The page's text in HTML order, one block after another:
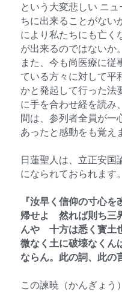
という大変悲しい ニ
ちに出来ることがない
により私たちにも亡く
が出来るのではないか。
また、今も尚医療に従
ている方々に対して平
かと発起して行った法
に手を合わせ経を読み
間は、参列者全員が一
あったと感動をも覚え
日蓮聖人は、立正安国
になられておられます。
『汝早く信仰の寸心
帰せよ　然れば則ち三
んや　十方は悉く寳土
微なく土に破壊なくん
ならん。此の詞、此の
この諫暁（かんぎょう